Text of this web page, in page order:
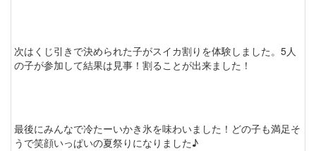
次はくじ引きで決められた子がスイカ割りを体験しました。5人
の子が参加して結果は見事！割ることが出来ました！
最後にみんなで冷たーいかき氷を味わいました！どの子も満足そ
うで笑顔いっぱいの夏祭りになりました♪